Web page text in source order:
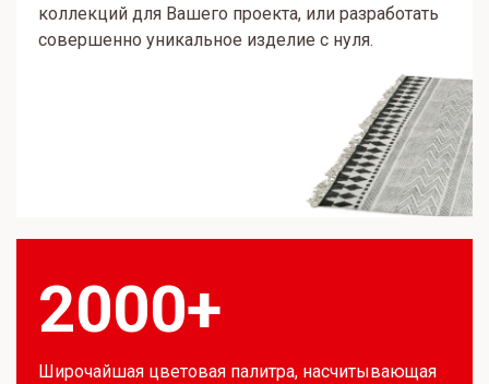
коллекций для Вашего проекта, или разработать
совершенно уникальное изделие с нуля.
2000+
Широчайшая цветовая палитра, насчитывающая